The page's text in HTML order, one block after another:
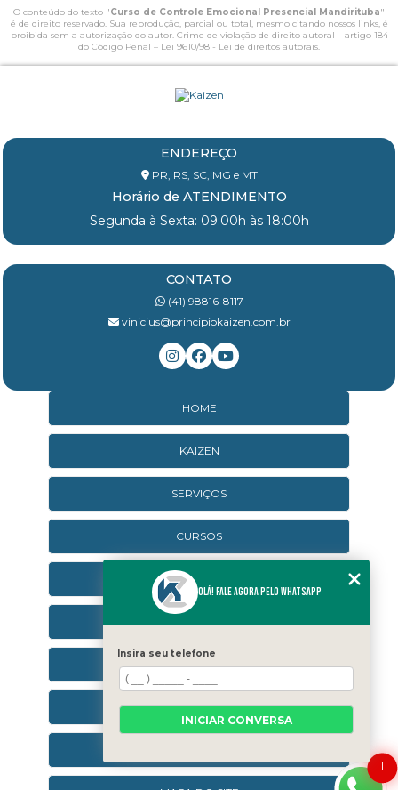
O conteúdo do texto "Curso de Controle Emocional Presencial Mandirituba"
é de direito reservado. Sua reprodução, parcial ou total, mesmo citando nossos links, é
proibida sem a autorização do autor. Crime de violação de direito autoral – artigo 184
do Código Penal – Lei 9610/98 - Lei de direitos autorais.
ENDEREÇO
PR, RS, SC, MG e MT
Horário de ATENDIMENTO
Segunda à Sexta: 09:00h às 18:00h
CONTATO
(41) 98816-8117
vinicius@principiokaizen.com.br
HOME
KAIZEN
SERVIÇOS
CURSOS
CURSOS ONLINE
AGENDA
CONTATO
CATEGORIAS
1
Olá! Fale agora pelo WhatsApp
Insira seu telefone
INICIAR CONVERSA